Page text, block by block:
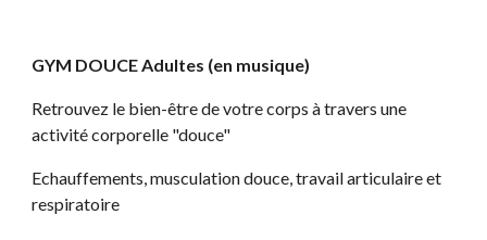
GYM DOUCE Adultes (en musique)
Retrouvez le bien-être de votre corps à travers une
activité corporelle "douce"
Echauffements, musculation douce, travail articulaire et
respiratoire